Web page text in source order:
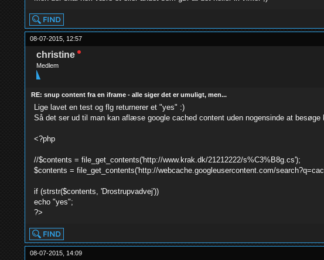
08-07-2015, 12:57
christine
Medlem
RE: snup content fra en iframe - alle siger det er umuligt, men...
Lige lavet en test og flg returnerer et "yes" :)
Så det ser ud til man kan aflæse google cached content uden nogensinde at besøge
<?php
//$contents = file_get_contents('http://www.krak.dk/21212222/s%C3%B8g.cs');
$contents = file_get_contents('http://webcache.googleusercontent.com/
if (strstr($contents, 'Drostrupvadvej'))
echo "yes";
?>
08-07-2015, 14:09